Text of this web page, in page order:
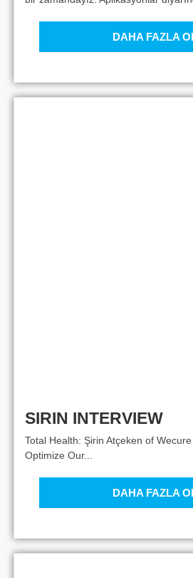
DAHA FAZLA
SIRIN INTERVIEW
Total Health: Şirin Atçeken of
Optimize Our...
DAHA FAZLA